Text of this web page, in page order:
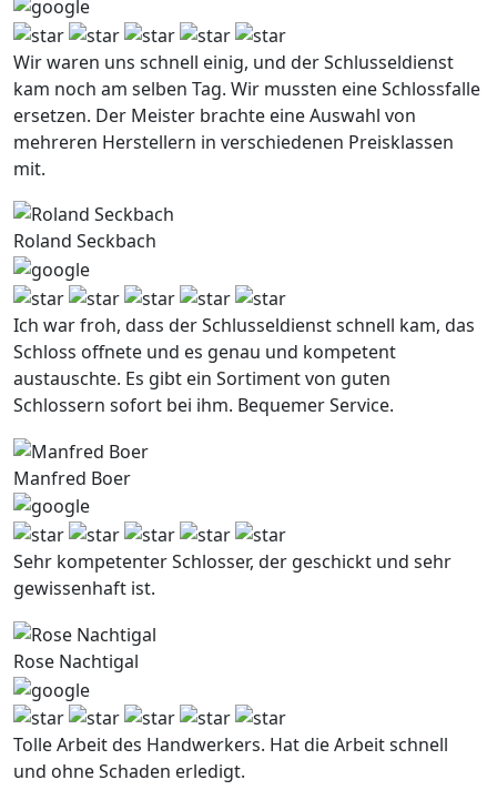
Wir waren uns schnell einig, und der Schlusseldienst
kam noch am selben Tag. Wir mussten eine Schlossfalle
ersetzen. Der Meister brachte eine Auswahl von
mehreren Herstellern in verschiedenen Preisklassen
mit.
Roland Seckbach
Ich war froh, dass der Schlusseldienst schnell kam, das
Schloss offnete und es genau und kompetent
austauschte. Es gibt ein Sortiment von guten
Schlossern sofort bei ihm. Bequemer Service.
Manfred Boer
Sehr kompetenter Schlosser, der geschickt und sehr
gewissenhaft ist.
Rose Nachtigal
Tolle Arbeit des Handwerkers. Hat die Arbeit schnell
und ohne Schaden erledigt.